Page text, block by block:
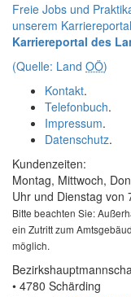
Freie Jobs und
unserem
Karriereportal des
(Quelle: Land OÖ)
Kontakt.
Telefonbuch.
Impressum.
Datenschutz.
Kundenzeiten:
Montag, Mittwoch,
Uhr und Dienstag von
Bitte beachten Sie:
ein Zutritt zum
möglich.
• 4780 Schärding